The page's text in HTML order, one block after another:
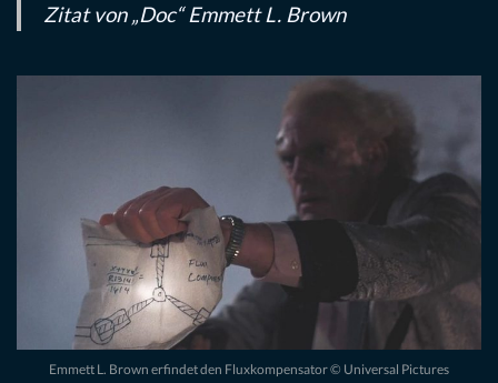
Zitat von „Doc“ Emmett L. Brown
Emmett L. Brown erfindet den Fluxkompensator © Universal Pictures